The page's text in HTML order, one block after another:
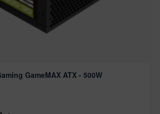
GameMAX ATX - 500W